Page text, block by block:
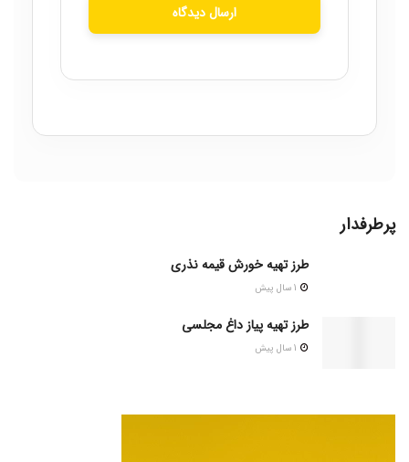
ارسال دیدگاه
پرطرفدار
طرز تهیه خورش قیمه نذری
طرز تهیه پیاز داغ مجلسی